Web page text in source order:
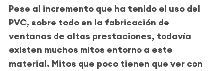
Pese al incremento que ha tenido el uso del
PVC, sobre todo en la fabricación de
ventanas de altas prestaciones, todavía
existen muchos mitos entorno a este
material. Mitos que poco tienen que ver con